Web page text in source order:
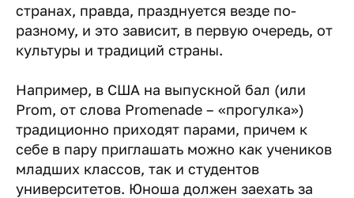
странах, правда, празднуется везде по-
разному, и это зависит, в первую очередь, от
культуры и традиций страны.
Например, в США на выпускной бал (или
Prom, от слова Promenade – «прогулка»)
традиционно приходят парами, причем к
себе в пару приглашать можно как учеников
младших классов, так и студентов
университетов. Юноша должен заехать за